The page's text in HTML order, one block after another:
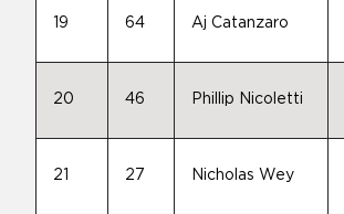
19 64 Aj Catanzaro
20 46 Phillip Nicoletti
21 27 Nicholas Wey